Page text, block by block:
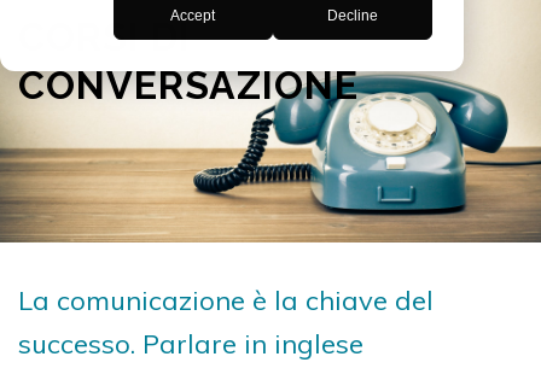
Accept Decline
CORSI DI
CONVERSAZIONE
La comunicazione è la chiave del
successo. Parlare in inglese